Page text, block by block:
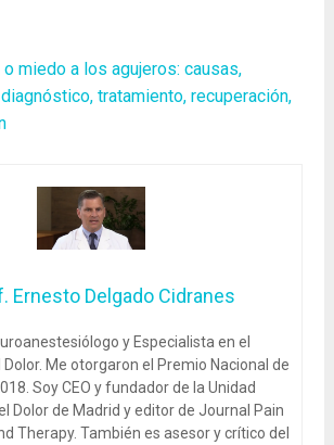
miedo a los agujeros: causas,
tratamiento, recuperación,
Ernesto Delgado Cidranes
y Especialista en el
Me otorgaron el Premio Nacional de
Soy CEO y fundador de la Unidad
Dolor de Madrid y editor de Journal Pain
Therapy. También es asesor y crítico del